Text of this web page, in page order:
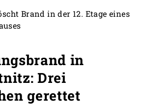
Brand in der 12. Etage eines
in
Drei
gerettet